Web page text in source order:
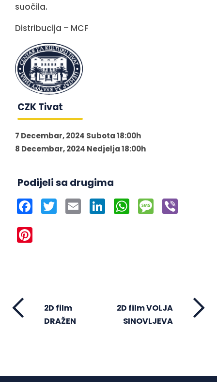
CZK Tivat
7 Decembar, 2024 Subota 18:00h
8 Decembar, 2024 Nedjelja 18:00h
Podijeli sa drugima
Facebook
Twitter Email LinkedInWhatsApp
Message
suočila.
Distribucija – MCF
2D film
DRAŽEN
2D film VOLJA
SINOVLJEVA